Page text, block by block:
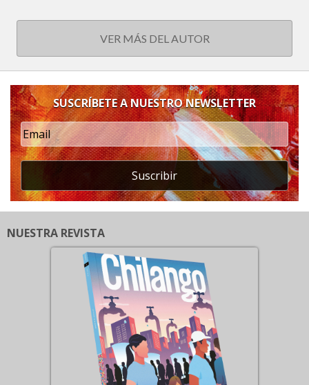
VER MÁS DEL AUTOR
SUSCRÍBETE A NUESTRO NEWSLETTER
Suscribir
NUESTRA REVISTA